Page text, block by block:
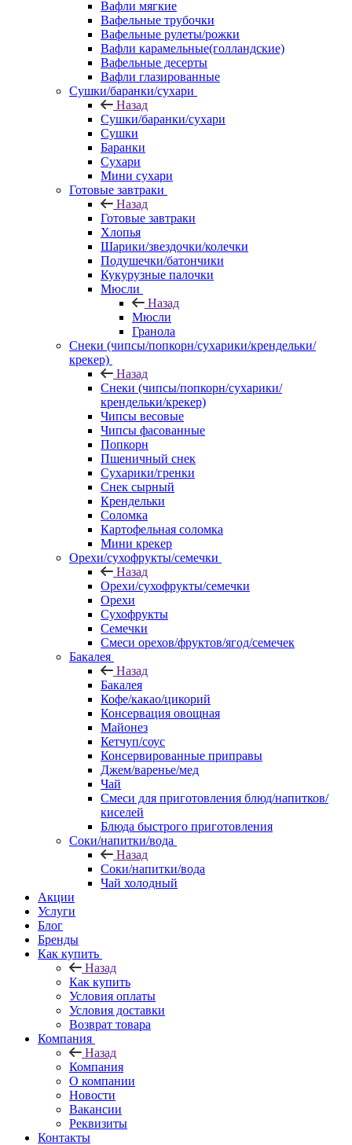
Вафли мягкие
Вафельные трубочки
Вафельные рулеты/рожки
Вафли карамельные(голландские)
Вафельные десерты
Вафли глазированные
Сушки/баранки/сухари
Назад
Сушки/баранки/сухари
Сушки
Баранки
Сухари
Мини сухари
Готовые завтраки
Назад
Готовые завтраки
Хлопья
Шарики/звездочки/колечки
Подушечки/батончики
Кукурузные палочки
Мюсли
Назад
Мюсли
Гранола
Снеки (чипсы/попкорн/сухарики/крендельки/
крекер)
Назад
Снеки (чипсы/попкорн/сухарики/
крендельки/крекер)
Чипсы весовые
Чипсы фасованные
Попкорн
Пшеничный снек
Сухарики/гренки
Снек сырный
Крендельки
Соломка
Картофельная соломка
Мини крекер
Орехи/сухофрукты/семечки
Назад
Орехи/сухофрукты/семечки
Орехи
Сухофрукты
Семечки
Смеси орехов/фруктов/ягод/семечек
Бакалея
Назад
Бакалея
Кофе/какао/цикорий
Консервация овощная
Майонез
Кетчуп/соус
Консервированные приправы
Джем/варенье/мед
Чай
Смеси для приготовления блюд/напитков/
киселей
Блюда быстрого приготовления
Соки/напитки/вода
Назад
Соки/напитки/вода
Чай холодный
Акции
Услуги
Блог
Бренды
Как купить
Назад
Как купить
Условия оплаты
Условия доставки
Возврат товара
Компания
Назад
Компания
О компании
Новости
Вакансии
Реквизиты
Контакты